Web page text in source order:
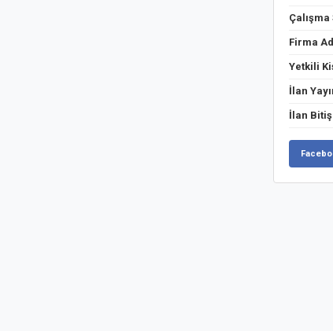
Çalışma
Firma
Yetkili
İlan
İlan